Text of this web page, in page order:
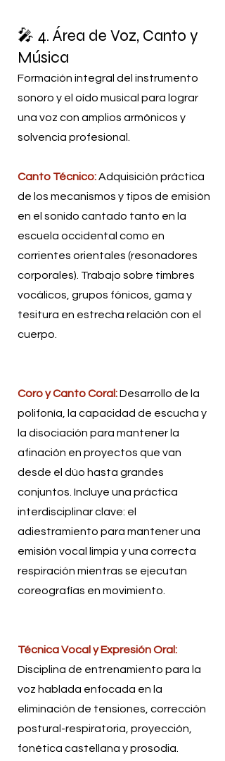
🎤 4. Área de Voz, Canto y
Música
Formación integral del instrumento
sonoro y el oído musical para lograr
una voz con amplios armónicos y
solvencia profesional.
Canto Técnico:Adquisición práctica
de los mecanismos y tipos de emisión
en el sonido cantado tanto en la
escuela occidental como en
corrientes orientales (resonadores
corporales). Trabajo sobre timbres
vocálicos, grupos fónicos, gama y
tesitura en estrecha relación con el
cuerpo.
Coro y Canto Coral:Desarrollo de la
polifonía, la capacidad de escucha y
la disociación para mantener la
afinación en proyectos que van
desde el dúo hasta grandes
conjuntos. Incluye una práctica
interdisciplinar clave: el
adiestramiento para mantener una
emisión vocal limpia y una correcta
respiración mientras se ejecutan
coreografías en movimiento.
Técnica Vocal y Expresión Oral:
Disciplina de entrenamiento para la
voz hablada enfocada en la
eliminación de tensiones, corrección
postural-respiratoria, proyección,
fonética castellana y prosodia.